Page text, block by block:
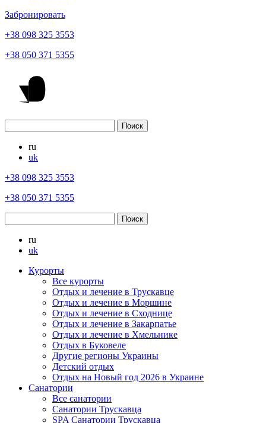
Забронировать
+38 098 325 3553
+38 050 371 5355
ru
uk
+38 098 325 3553
+38 050 371 5355
ru
uk
Курорты
Все курорты
Отдых и лечение в Трускавце
Отдых и лечение в Моршине
Отдых и лечение в Сходнице
Отдых и лечение в Закарпатье
Отдых и лечение в Хмельнике
Отдых в Буковеле
Другие регионы Украины
Детский отдых
Отдых на Новый год 2026 в Украине
Санатории
Все санатории
Санатории Трускавца
SPA Санатории Трускавца